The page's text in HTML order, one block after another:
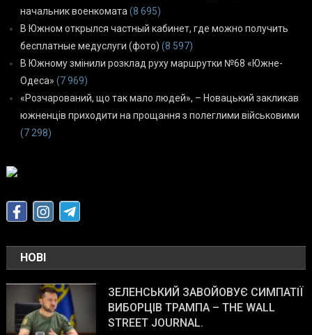
начальник военкомата (8 695)
В Южном открылся частный кабинет, где можно получить
бесплатные медуслуги (фото) (8 597)
В Южному змінили розклад руху маршрутки №68 «Южне-
Одеса» (7 969)
«Розчарований, що так мало людей», – Новацький закликав
южненців приходити на прощання з полеглими військовими
(7 298)
НОВІ
ЗЕЛЕНСЬКИЙ ЗАВОЙОВУЄ СИМПАТІЇ
ВИБОРЦІВ ТРАМПА – THE WALL
STREET JOURNAL.